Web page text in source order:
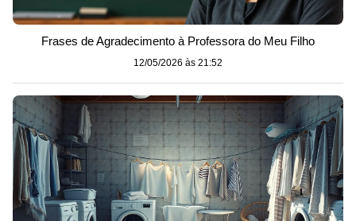
Frases de Agradecimento à Professora do Meu Filho
12/05/2026 às 21:52